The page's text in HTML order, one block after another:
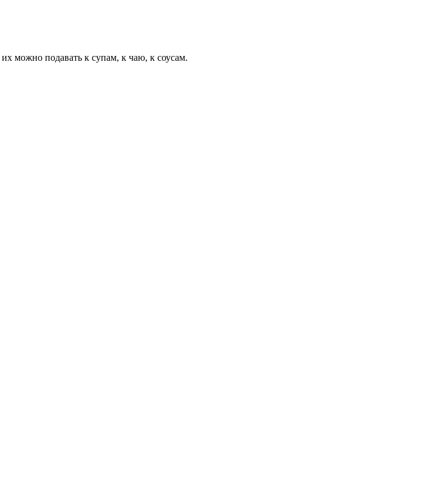
можно подавать к супам, к чаю, к соусам.